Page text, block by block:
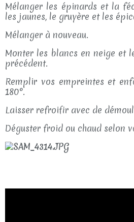
Mélanger les épinards et la
les jaunes, le gruyère et les
Mélanger à nouveau.
Monter les blancs en neige et
précédent.
Remplir vos empreintes et
180°.
Laisser refroifir avec de
Déguster froid ou chaud selon